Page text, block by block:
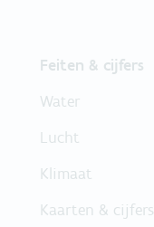
Feiten & cijfers
Water
Lucht
Klimaat
Kaarten & cijfers